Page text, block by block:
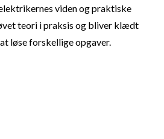
viden og praktiske
teori i praksis og bliver klædt
løse forskellige opgaver.